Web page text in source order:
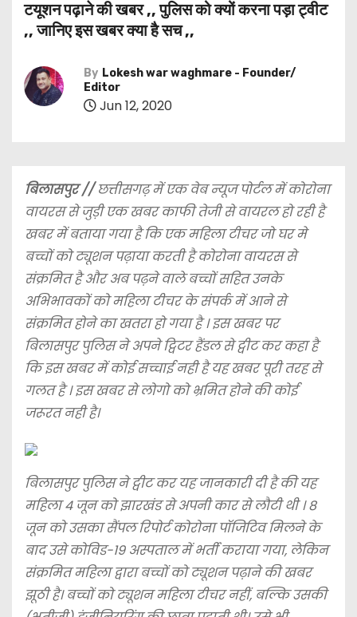
टयूशन पढ़ाने की खबर ,, पुलिस को क्यों करना पड़ा ट्वीट
,, जानिए इस खबर क्या है सच ,,
By Lokesh war waghmare - Founder/
Editor
Jun 12, 2020
बिलासपुर //छत्तीसगढ़ में एक वेब न्यूज पोर्टल मेंकोरोना
वायरस से जुड़ी एक खबर काफी तेजी से वायरल हो रही है
खबर में बताया गया है कि एक महिला टीचर जो घर मे
बच्चों को ट्यूशन पढ़ाया करती है कोरोना वायरस से
संक्रमित है और अब पढ़ने वाले बच्चों सहित उनके
अभिभावकों को महिला टीचर के संपर्क में आने से
संक्रमित होने का खतरा हो गया है । इस खबर पर
बिलासपुर पुलिस ने अपने ट्विटर हैंडल से ट्वीट कर कहा है
कि इस खबर में कोई सच्चाई नही है यह खबर पूरी तरह से
गलत है । इस खबर से लोगो को भ्रमित होने की कोई
जरूरत नही है।
बिलासपुर पुलिस ने ट्वीट कर यह जानकारी दी है की यह
महिला 4 जून को झारखंड से अपनी कार से लौटी थी । 8
जून को उसका सैंपल रिपोर्ट कोरोना पॉजिटिव मिलने के
बाद उसे कोविड-19 अस्पताल में भर्ती कराया गया, लेकिन
संक्रमित महिला द्वारा बच्चों को ट्यूशन पढ़ाने की खबर
झूठी है। बच्चों को ट्यूशन महिला टीचर नहीं, बल्कि उसकी